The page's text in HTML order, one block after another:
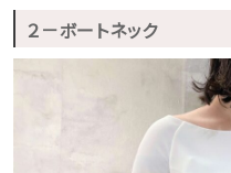
２－ボートネック